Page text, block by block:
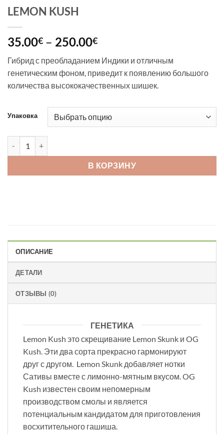
LEMON KUSH
35.00€ – 250.00€Диапазон
35.00€
–
250.00€
Гибрид с преобладанием Индики и отличным
генетическим фоном, приведит к появлению большого
количества высококачественных шишек.
Упаковка
В КОРЗИНУ
ОПИСАНИЕ
ДЕТАЛИ
ОТЗЫВЫ (0)
ГЕНЕТИКА
Lemon Kush это скрещивание Lemon Skunk и OG
Kush. Эти два сорта прекрасно гармонируют
друг с другом. Lemon Skunk добавляет нотки
Сативы вместе с лимонно-мятным вкусом. OG
Kush известен своим непомерным
производством смолы и является
потенциальным кандидатом для приготовления
восхитительного гашиша.